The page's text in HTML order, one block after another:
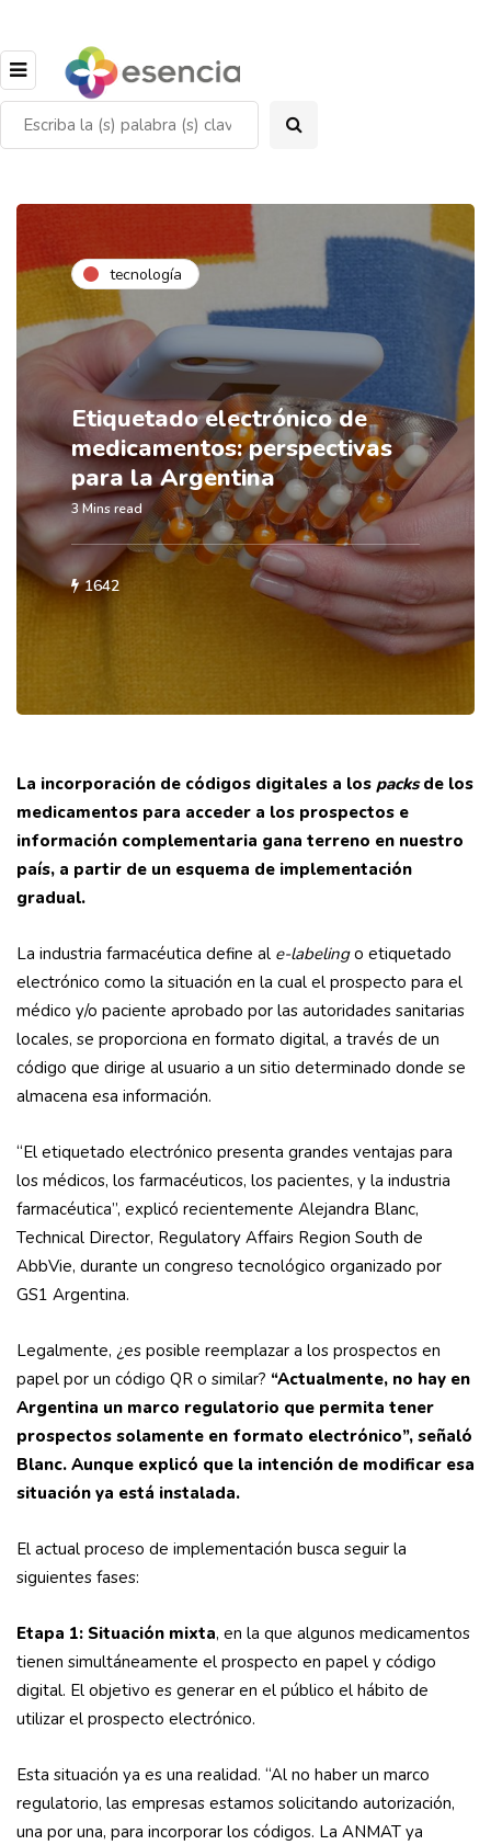
tecnología
Etiquetado electrónico de
medicamentos: perspectivas
para la Argentina
3 Mins read
1642
La incorporación de códigos digitales a los packsde los
medicamentos para acceder a los prospectos e
información complementaria gana terreno en nuestro
país, a partir de un esquema de implementación
gradual.
La industria farmacéutica define al e-labelingo etiquetado
electrónico como la situación en la cual el prospecto para el
médico y/o paciente aprobado por las autoridades sanitarias
locales, se proporciona en formato digital, a través de un
código que dirige al usuario a un sitio determinado donde se
almacena esa información.
“El etiquetado electrónico presenta grandes ventajas para
los médicos, los farmacéuticos, los pacientes, y la industria
farmacéutica”, explicó recientemente Alejandra Blanc,
Technical Director, Regulatory Affairs Region South de
AbbVie, durante un congreso tecnológico organizado por
GS1 Argentina.
Legalmente, ¿es posible reemplazar a los prospectos en
papel por un código QR o similar? “Actualmente, no hay en
Argentina un marco regulatorio que permita tener
prospectos solamente en formato electrónico”, señaló
Blanc. Aunque explicó que la intención de modificar esa
situación ya está instalada.
El actual proceso de implementación busca seguir la
siguientes fases:
Etapa 1: Situación mixta, en la que algunos medicamentos
tienen simultáneamente el prospecto en papel y código
digital. El objetivo es generar en el público el hábito de
utilizar el prospecto electrónico.
Esta situación ya es una realidad. “Al no haber un marco
regulatorio, las empresas estamos solicitando autorización,
una por una, para incorporar los códigos. La ANMAT ya